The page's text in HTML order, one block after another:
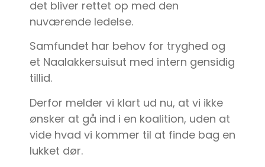
det bliver rettet op med den
nuværende ledelse.
Samfundet har behov for tryghed og
et Naalakkersuisut med intern gensidig
tillid.
Derfor melder vi klart ud nu, at vi ikke
ønsker at gå ind i en koalition, uden at
vide hvad vi kommer til at finde bag en
lukket dør.